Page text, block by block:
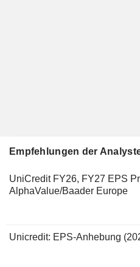
Empfehlungen der
UniCredit FY26, FY27 EPS
AlphaValue/Baader Europe
Unicredit: EPS-Anhebung